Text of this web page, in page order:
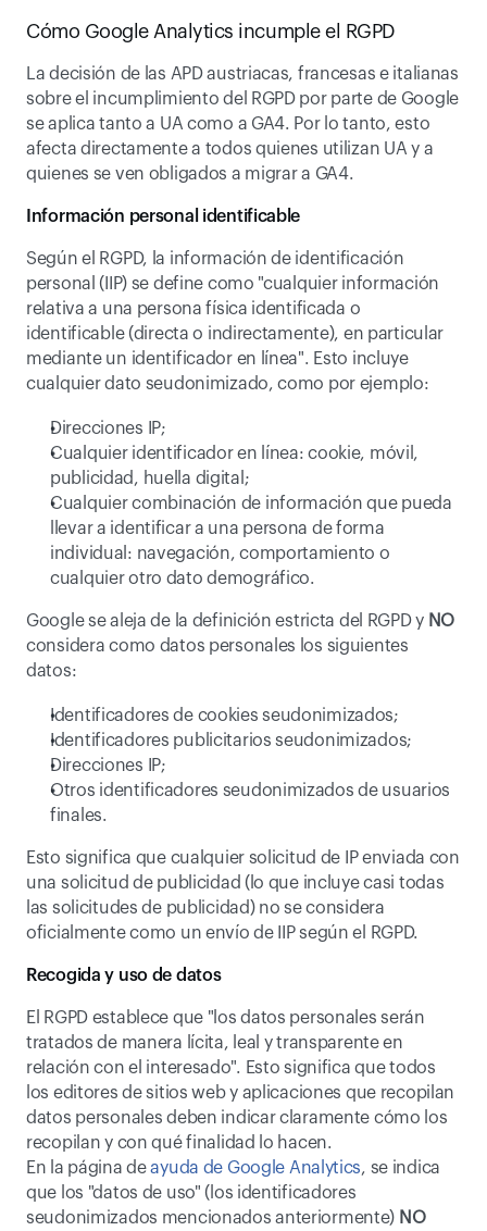
Cómo Google Analytics incumple el RGPD
La decisión de las APD austriacas, francesas e italianas
sobre el incumplimiento del RGPD por parte de Google
se aplica tanto a UA como a GA4. Por lo tanto, esto
afecta directamente a todos quienes utilizan UA y a
quienes se ven obligados a migrar a GA4.
Información personal identificable
Según el RGPD, la información de identificación
personal (IIP) se define como "cualquier información
relativa a una persona física identificada o
identificable (directa o indirectamente), en particular
mediante un identificador en línea". Esto incluye
cualquier dato seudonimizado, como por ejemplo:
Direcciones IP;
Cualquier identificador en línea: cookie, móvil,
publicidad, huella digital;
Cualquier combinación de información que pueda
llevar a identificar a una persona de forma
individual: navegación, comportamiento o
cualquier otro dato demográfico.
Google se aleja de la definición estricta del RGPD y NO
considera como datos personales los siguientes
datos:
Identificadores de cookies seudonimizados;
Identificadores publicitarios seudonimizados;
Direcciones IP;
Otros identificadores seudonimizados de usuarios
finales.
Esto significa que cualquier solicitud de IP enviada con
una solicitud de publicidad (lo que incluye casi todas
las solicitudes de publicidad) no se considera
oficialmente como un envío de IIP según el RGPD.
Recogida y uso de datos
El RGPD establece que "los datos personales serán
tratados de manera lícita, leal y transparente en
relación con el interesado". Esto significa que todos
los editores de sitios web y aplicaciones que recopilan
datos personales deben indicar claramente cómo los
recopilan y con qué finalidad lo hacen.
En la página de ayuda de Google Analytics, se indica
que los "datos de uso" (los identificadores
seudonimizados mencionados anteriormente) NO